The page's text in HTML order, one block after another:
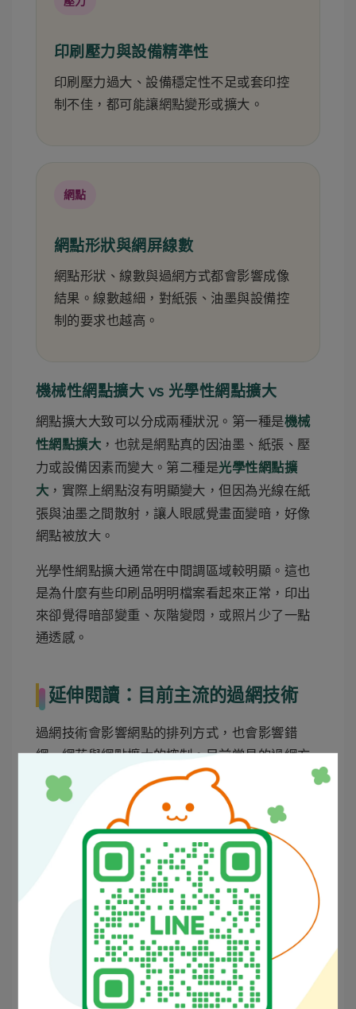
印刷壓力與設備精準性
印刷壓力過大、設備穩定性不足或套印控
制不佳，都可能讓網點變形或擴大。
網點
網點形狀與網屏線數
網點形狀、線數與過網方式都會影響成像
結果。線數越細，對紙張、油墨與設備控
制的要求也越高。
機械性網點擴大 vs 光學性網點擴大
網點擴大大致可以分成兩種狀況。第一種是機械
性網點擴大 ，也就是網點真的因油墨、紙張、壓
力或設備因素而變大。第二種是光學性網點擴
大 ，實際上網點沒有明顯變大，但因為光線在紙
張與油墨之間散射，讓人眼感覺畫面變暗，好像
網點被放大。
光學性網點擴大通常在中間調區域較明顯。這也
是為什麼有些印刷品明明檔案看起來正常，印出
來卻覺得暗部變重、灰階變悶，或照片少了一點
通透感。
延伸閱讀：目前主流的過網技術
過網技術會影響網點的排列方式，也會影響錯
網、網花與網點擴大的控制。目前常見的過網方
式包含 AM 調幅網點、FM 調頻網點與複合式網
點三種。
特色
網點間距固定，透過網點大小
變化表現濃淡。
技術成
泛，是